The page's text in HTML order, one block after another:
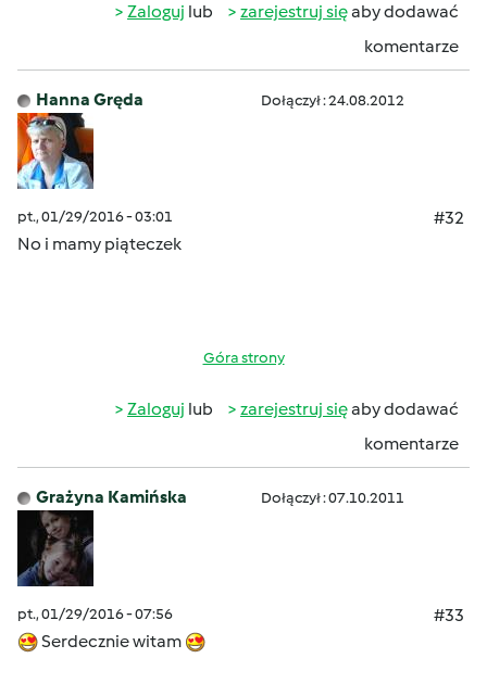
Zaloguj lub zarejestruj sięaby dodawać
komentarze
Hanna Gręda Dołączył : 24.08.2012
pt., 01/29/2016 - 03:01
#32
No i mamy piąteczek
Góra strony
Zaloguj lub zarejestruj sięaby dodawać
komentarze
Grażyna Kamińska Dołączył : 07.10.2011
pt., 01/29/2016 - 07:56
#33
Serdecznie witam